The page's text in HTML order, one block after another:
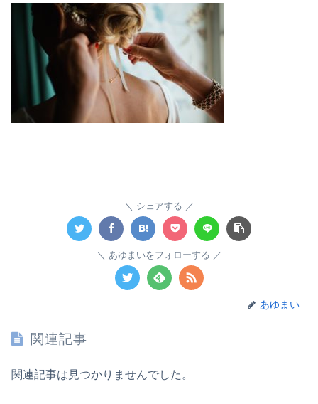
シェアする
あゆまいをフォローする
あゆまい
関連記事
関連記事は見つかりませんでした。